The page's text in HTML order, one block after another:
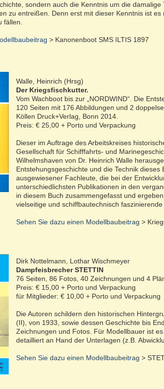
sondern auch die Kenntnis um die
zu entreißen. Denn erst mit dieser Kenntnis ist
fällen.
> Kanonenboot SMS ILTIS 1897
Walle, Heinrich (Hrsg)
Der Kriegsfischkutter.
Vom Wachboot bis zur „NORDWIND“. Die
120 Seiten mit 176 Abbildungen und 2
Köllen Druck+Verlag, Bonn 2014.
Preis: € 25,00 + Porto und Verpackung
Dieser im Auftrage des Arbeitskreises
Gesellschaft für Schifffahrts- und
Wilhelmshaven von Dr. Heinrich Walle
Entstehungsgeschichte und die Technik
ausgewiesener Fachleute, die bei der
unterschiedlichsten Publikationen in den
in diesem Buch zusammengefasst und
vielseitige und schiffbautechnisch faszinierende
Sehen Sie dazu einen Modellbaubeitrag >
Dirk Nottelmann, Lothar Wischmeyer
Dampfeisbrecher STETTIN
76 Seiten, 86 Fotos, 40 Zeichnungen und 4
Preis: € 15,00 + Porto und Verpackung
für Mitglieder: € 10,00 + Porto und Verpackung
Die Autoren schildern den historischen
(II), von 1933, sowie dessen Geschichte bis
Zeichnungen und Fotos. Für Modellbauer ist
detailliert an Hand der Unterlagen (z.B.
Sehen Sie dazu einen Modellbaubeitrag >